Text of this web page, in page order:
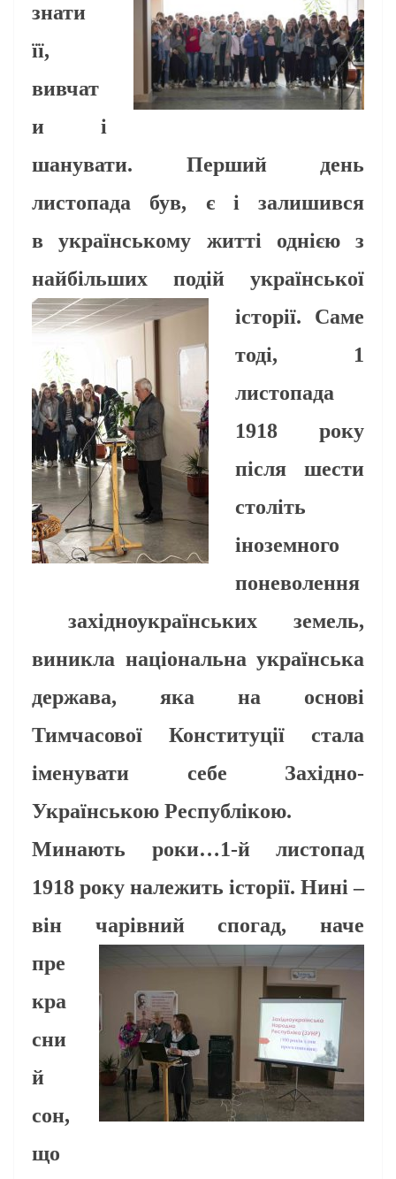
знати
її,
вивчат
и і
шанувати. Перший день
листопада був, є і залишився
в українському житті однією з
найбільших подій української
історії. Саме
тоді, 1
листопада
1918 року
після шести
століть
іноземного
поневолення
західноукраїнських земель,
виникла національна українська
держава, яка на основі
Тимчасової Конституції стала
іменувати себе Західно-
Українською Республікою.
Минають роки…1-й листопад
1918 року належить історії. Нині –
він чарівний спогад, наче
пре
кра
сни
й
сон,
що